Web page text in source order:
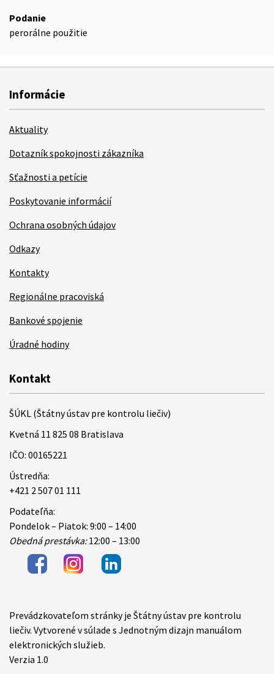
Podanie
perorálne použitie
Informácie
Aktuality
Dotazník spokojnosti zákazníka
Sťažnosti a petície
Poskytovanie informácií
Ochrana osobných údajov
Odkazy
Kontakty
Regionálne pracoviská
Bankové spojenie
Úradné hodiny
Kontakt
ŠÚKL (Štátny ústav pre kontrolu liečiv)
Kvetná 11 825 08 Bratislava
IČO: 00165221
Ústredňa:
+421 2 507 01 111
Podateľňa:
Pondelok – Piatok: 9:00 – 14:00
Obedná prestávka:12:00 – 13:00
Items
Prevádzkovateľom stránky je Štátny ústav pre kontrolu
liečiv. Vytvorené v súlade s Jednotným dizajn manuálom
elektronických služieb.
Verzia 1.0